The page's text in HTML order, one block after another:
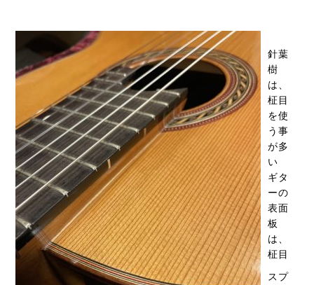
針葉
樹
は、
柾目
を使
う事
が多
い
ギタ
ーの
表面
板
は、
柾目
スプ